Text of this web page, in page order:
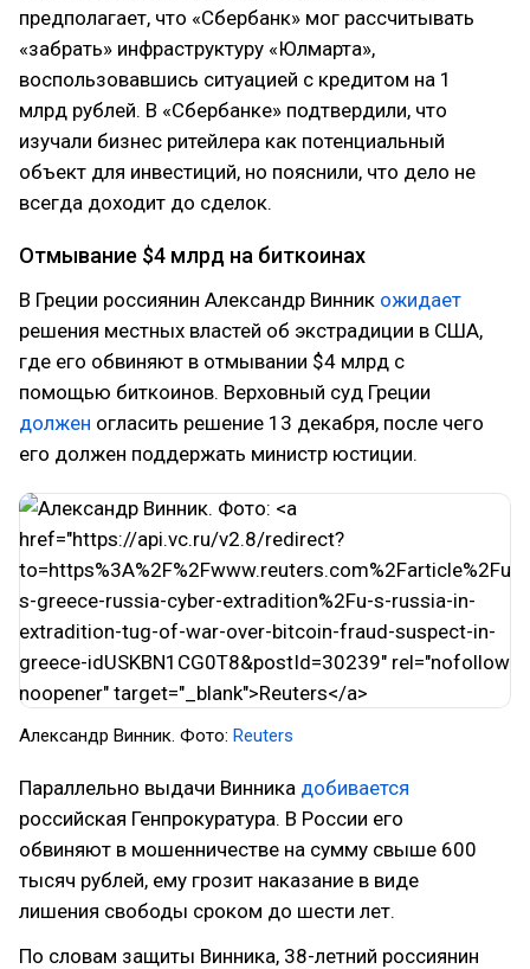
предполагает, что «Сбербанк» мог рассчитывать
«забрать» инфраструктуру «Юлмарта»,
воспользовавшись ситуацией с кредитом на 1
млрд рублей. В «Сбербанке» подтвердили, что
изучали бизнес ритейлера как потенциальный
объект для инвестиций, но пояснили, что дело не
всегда доходит до сделок.
Отмывание $4 млрд на биткоинах
В Греции россиянин Александр Винник ожидает
решения местных властей об экстрадиции в США,
где его обвиняют в отмывании $4 млрд с
помощью биткоинов. Верховный суд Греции
должен огласить решение 13 декабря, после чего
его должен поддержать министр юстиции.
Александр Винник. Фото: Reuters
Параллельно выдачи Винника добивается
российская Генпрокуратура. В России его
обвиняют в мошенничестве на сумму свыше 600
тысяч рублей, ему грозит наказание в виде
лишения свободы сроком до шести лет.
По словам защиты Винника, 38-летний россиянин